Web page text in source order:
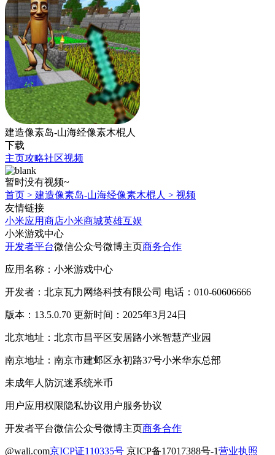
建造像素岛-山海经像素木棍人
下载
主页攻略社区视频
暂时没有视频~
首页 > 建造像素岛-山海经像素木棍人 > 视频
友情链接
小米应用商店小米商城英雄互娱
小米游戏中心
开发者平台微信公众号微博主页商务合作
应用名称：小米游戏中心
开发者：北京瓦力网络科技有限公司 电话：010-60606666
版本：13.5.0.70 更新时间：2025年3月24日
北京地址：北京市昌平区安居路小米智慧产业园
南京地址：南京市建邺区永初路37号小米华东总部
未成年人防沉迷系统米币
用户应用权限隐私协议用户服务协议
开发者平台微信公众号微博主页商务合作
@wali.com京ICP证110335号 京ICP备17017388号-1营业执照